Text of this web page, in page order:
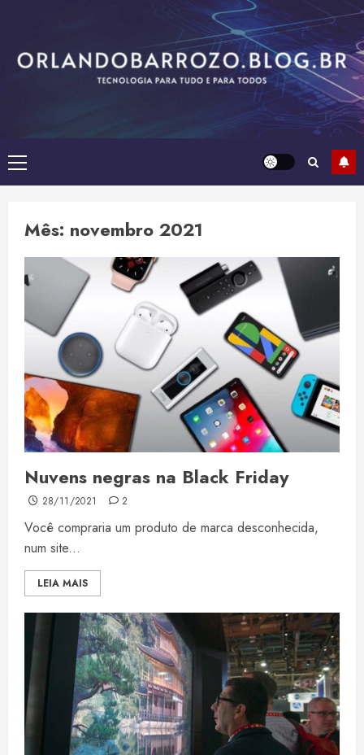
content
Primary
Menu
Mês: novembro 2021
Nuvens negras na Black Friday
28/11/2021 2
Você compraria um produto de marca desconhecida,
num site...
LEIA MAIS